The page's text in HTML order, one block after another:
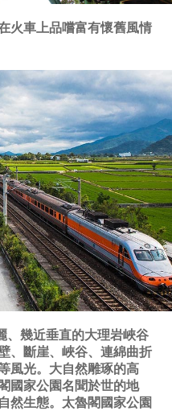
火車上品嚐富有懷舊風情
、幾近垂直的大理岩峽谷
、斷崖、峽谷、連綿曲折
風光。大自然雕琢的高
國家公園名聞於世的地
然生態。太魯閣國家公園